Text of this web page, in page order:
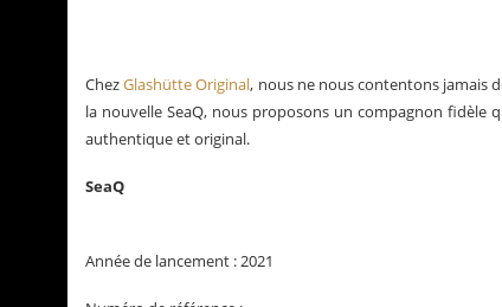
ChezGlashütte Original, nous ne nous contentons jamais
la nouvelle SeaQ, nous proposons un compagnon
authentique et original.
SeaQ
Année de lancement : 2021